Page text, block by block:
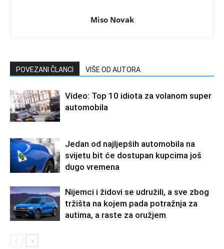
Miso Novak
POVEZANI ČLANCI VIŠE OD AUTORA
Video: Top 10 idiota za volanom super
automobila
Jedan od najljepših automobila na
svijetu bit će dostupan kupcima još
dugo vremena
Nijemci i židovi se udružili, a sve zbog
tržišta na kojem pada potražnja za
autima, a raste za oružjem